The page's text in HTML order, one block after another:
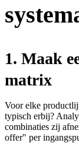
1. Maak
matrix
Voor elke
typisch erbij?
combinaties zij
offer" per